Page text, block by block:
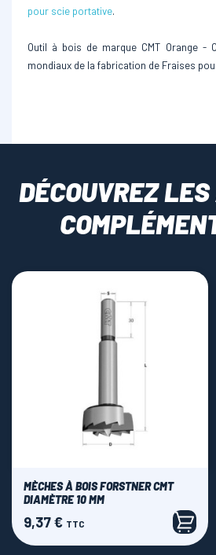
pour scie portative.
Outil à bois de marque CMT Orange -
mondiaux de la fabrication de Fraises
DÉCOUVREZ
MÈCHES À BOIS FORSTNER CMT
DIAMÈTRE 10 MM
Prix
9,37 € TTC